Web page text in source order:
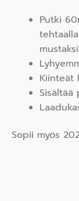
Putki
mustaksi
Kiinteät
Sopii myös